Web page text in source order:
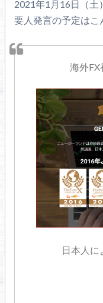
2021年1月16日（土
要人発言の予定はこ
海外FX
日本人に